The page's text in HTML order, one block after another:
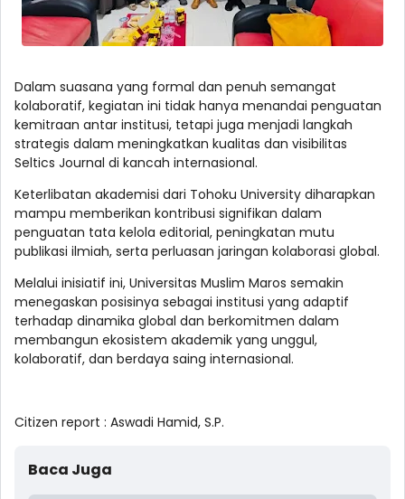
Dalam suasana yang formal dan penuh semangat
kolaboratif, kegiatan ini tidak hanya menandai penguatan
kemitraan antar institusi, tetapi juga menjadi langkah
strategis dalam meningkatkan kualitas dan visibilitas
Seltics Journal di kancah internasional.
Keterlibatan akademisi dari Tohoku University diharapkan
mampu memberikan kontribusi signifikan dalam
penguatan tata kelola editorial, peningkatan mutu
publikasi ilmiah, serta perluasan jaringan kolaborasi global.
Melalui inisiatif ini, Universitas Muslim Maros semakin
menegaskan posisinya sebagai institusi yang adaptif
terhadap dinamika global dan berkomitmen dalam
membangun ekosistem akademik yang unggul,
kolaboratif, dan berdaya saing internasional.
Citizen report : Aswadi Hamid, S.P.
Baca Juga